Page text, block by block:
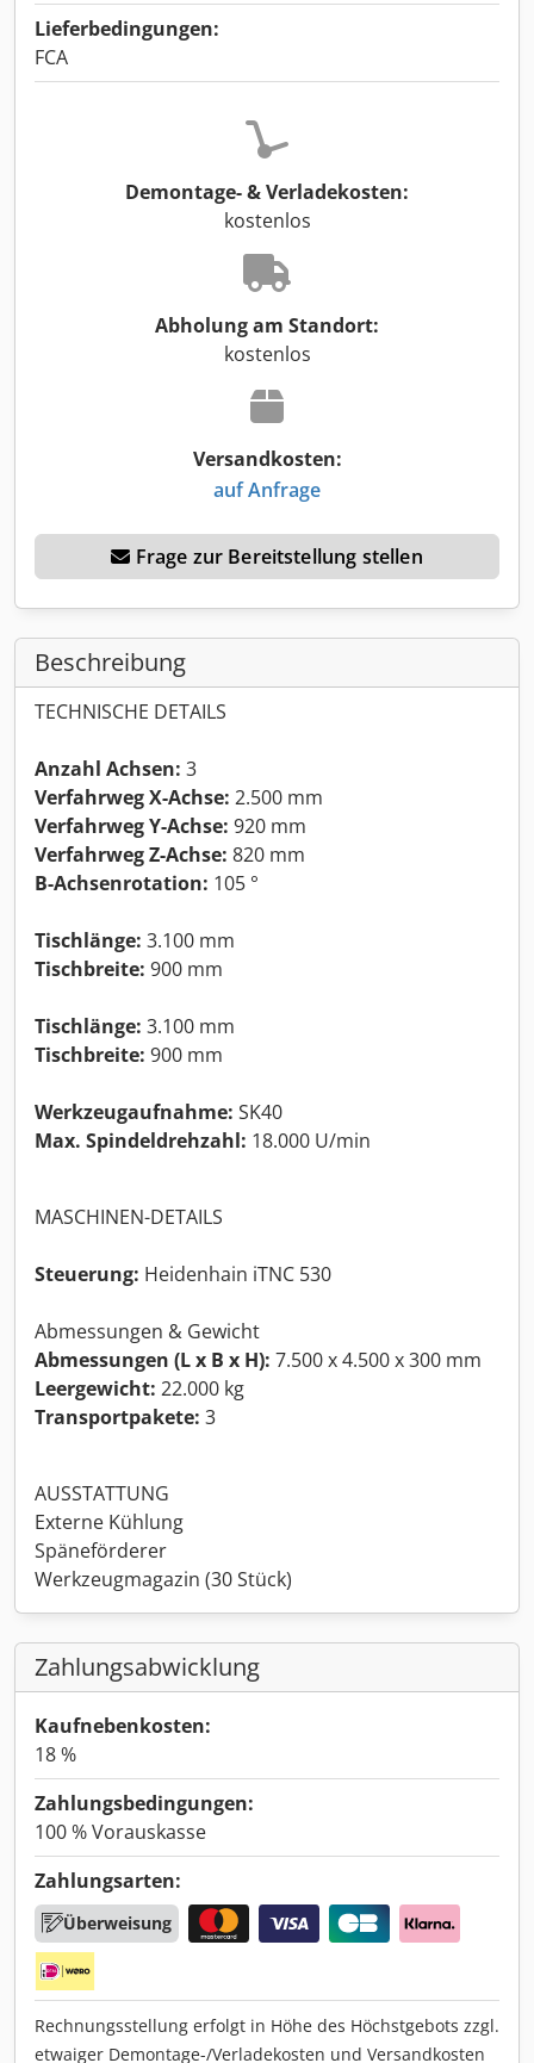
Lieferbedingungen:
FCA
Demontage- & Verladekosten:
kostenlos
Abholung am Standort:
kostenlos
Versandkosten:
auf Anfrage
Frage zur Bereitstellung stellen
Beschreibung
TECHNISCHE DETAILS
Anzahl Achsen: 3
Verfahrweg X-Achse: 2.500 mm
Verfahrweg Y-Achse: 920 mm
Verfahrweg Z-Achse: 820 mm
B-Achsenrotation: 105 °
Tischlänge: 3.100 mm
Tischbreite: 900 mm
Tischlänge: 3.100 mm
Tischbreite: 900 mm
Werkzeugaufnahme: SK40
Max. Spindeldrehzahl: 18.000 U/min
MASCHINEN-DETAILS
Steuerung: Heidenhain iTNC 530
Abmessungen & Gewicht
Abmessungen (L x B x H): 7.500 x 4.500 x 300 mm
Leergewicht: 22.000 kg
Transportpakete: 3
AUSSTATTUNG
Externe Kühlung
Späneförderer
Werkzeugmagazin (30 Stück)
Zahlungsabwicklung
Kaufnebenkosten:
18 %
Zahlungsbedingungen:
100 % Vorauskasse
Zahlungsarten:
Überweisung
Rechnungsstellung erfolgt in Höhe des Höchstgebots zzgl.
etwaiger Demontage-/Verladekosten und Versandkosten